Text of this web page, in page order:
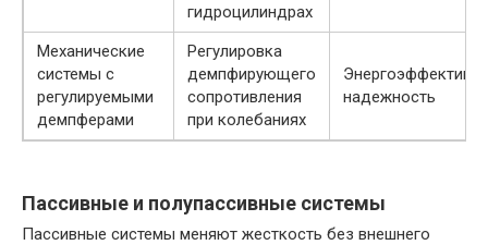
гидроцилиндрах
Механические
системы с
регулируемыми
демпферами
Регулировка
демпфирующего
сопротивления
при колебаниях
надежность
Пассивные и полупассивные системы
Пассивные системы меняют жесткость без внешнего